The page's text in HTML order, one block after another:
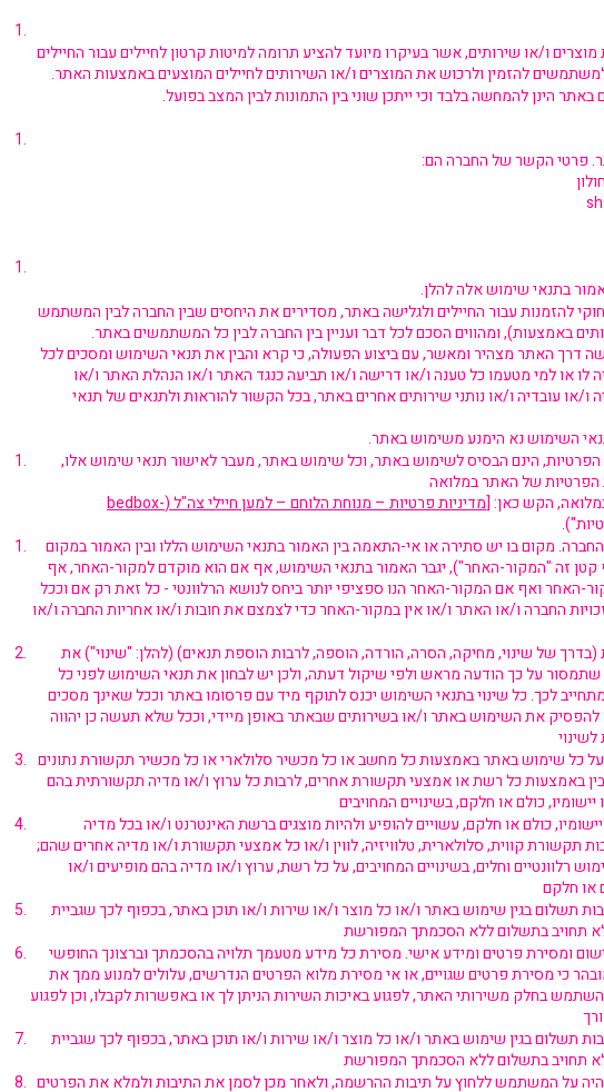
ו/או שירותים, אשר בעיקרו מיועד להציע תרומה למיטות קרטון לחיילים עבור החיילים
להזמין ולרכוש את המוצרים ו/או השירותים לחיילים המוצעים באמצעות האתר.
הינן להמחשה בלבד וכי ייתכן שוני בין התמונות לבין המצב בפועל.
פרטי הקשר של החברה הם:
בתנאי שימוש אלה להלן.
להזמנות עבור החיילים ולגלישה באתר, מסדירים את היחסים שבין החברה לבין המשתמש
באמצעות), ומהווים הסכם לכל דבר ועניין בין החברה לבין כל המשתמשים באתר.
דרך האתר מצהיר ומאשר, עם ביצוע הפעולה, כי קרא והבין את תנאי השימוש ומסכים לכל
לו או למי מטעמו כל טענה ו/או דרישה ו/או תביעה כנגד האתר ו/או הנהלת האתר ו/או
ו/או עובדיה ו/או נותני שירותים אחרים באתר, בכל הקשור להוראות ולתנאים של תנאי
השימוש נא הימנע משימוש באתר.
הפרטיות, הינם הבסיס לשימוש באתר, וכל שימוש באתר, מעבר לאישור תנאי שימוש אלו,
הקש כאן: [
מדיניות פרטיות – מנוחת הלוחם – למען חיילי צה"ל (bedbox-
מקום בו יש סתירה או אי-התאמה בין האמור בתנאי השימוש הללו ובין האמור במקום
זה "המקור-האחר"), יגבר האמור בתנאי השימוש, אף אם הוא מוקדם למקור-האחר, אף
האחר ואף אם המקור-האחר הנו ספציפי יותר ביחס לנושא הרלוונטי - כל זאת רק אם וככל
החברה ו/או האתר ו/או אין במקור-האחר כדי לצמצם את חובות ו/או אחריות החברה ו/או
של שינוי, מחיקה, הסרה, הורדה, הוספה, לרבות הוספת תנאים) (להלן: "שינוי") את
על כך הודעה מראש ולפי שיקול דעתה, ולכן יש לבחון את תנאי השימוש לפני כל
לכך. כל שינוי בתנאי השימוש יכנס לתוקף מיד עם פרסומו באתר וככל שאינך מסכים
להפסיק את השימוש באתר ו/או בשירותים שבאתר באופן מיידי, וככל שלא תעשה כן יהווה
על כל שימוש באתר באמצעות כל מחשב או כל מכשיר סלולארי או כל מכשיר תקשורת נתונים
באמצעות כל רשת או אמצעי תקשורת אחרים, לרבות כל ערוץ ו/או מדיה תקשורתית בהם
כולם או חלקם, עשויים להופיע ולהיות מוצגים ברשת האינטרנט ו/או בכל מדיה
תקשורת קווית, סלולארית, טלוויזיה, לווין ו/או כל אמצעי תקשורת ו/או מדיה אחרים שהם;
רלוונטיים וחלים, בשינויים המחויבים, על כל רשת, ערוץ ו/או מדיה בהם מופיעים ו/או
תשלום בגין שימוש באתר ו/או כל מוצר ו/או שירות ו/או תוכן באתר, בכפוף לכך שגביית
ומסירת פרטים ומידע אישי. מסירת כל מידע מטעמך תלויה בהסכמתך וברצונך החופשי
כי מסירת פרטים שגויים, או אי מסירת מלוא הפרטים הנדרשים, עלולים למנוע ממך את
בחלק משירותי האתר, לפגוע באיכות השירות הניתן לך או באפשרות לקבלו, וכן לפגוע
תשלום בגין שימוש באתר ו/או כל מוצר ו/או שירות ו/או תוכן באתר, בכפוף לכך שגביית
על המשתמש ללחוץ על תיבות ההרשמה, ולאחר מכן לסמן את התיבות ולמלא את הפרטים